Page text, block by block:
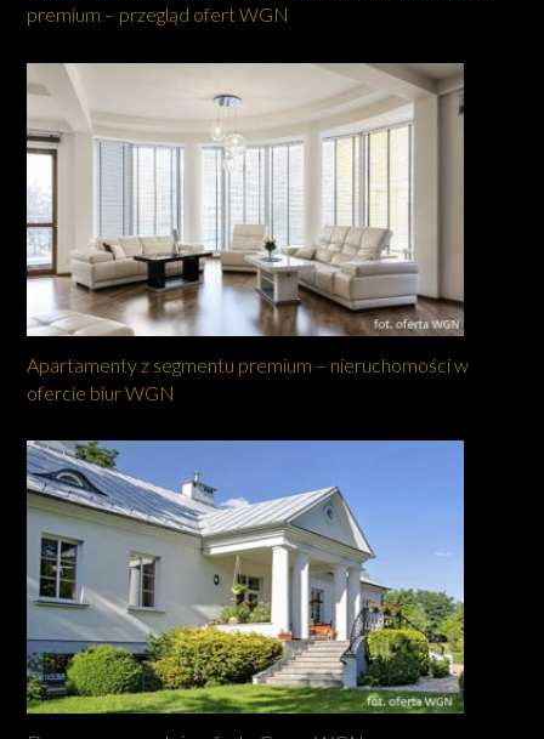
premium – przegląd ofert WGN
Apartamenty z segmentu premium – nieruchomości w
ofercie biur WGN